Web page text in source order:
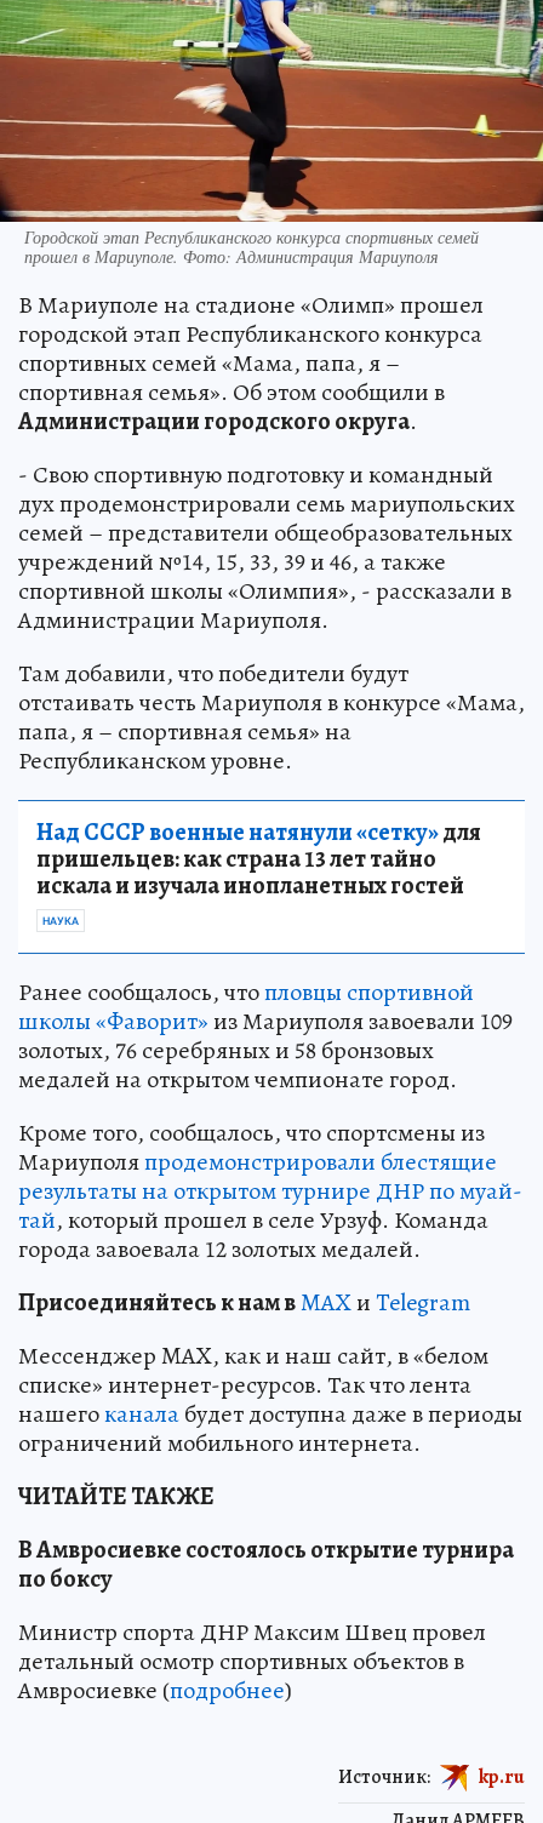
Городской этап Республиканского конкурса спортивных семей
прошел в Мариуполе. Фото: Администрация Мариуполя
В Мариуполе на стадионе «Олимп» прошел
городской этап Республиканского конкурса
спортивных семей «Мама, папа, я –
спортивная семья». Об этом сообщили в
Администрации городского округа.
- Свою спортивную подготовку и командный
дух продемонстрировали семь мариупольских
семей – представители общеобразовательных
учреждений №14, 15, 33, 39 и 46, а также
спортивной школы «Олимпия», - рассказали в
Администрации Мариуполя.
Там добавили, что победители будут
отстаивать честь Мариуполя в конкурсе «Мама,
папа, я – спортивная семья» на
Республиканском уровне.
Над СССР военные натянули «сетку»для
пришельцев: как страна 13 лет тайно
искала и изучала инопланетных гостей
НАУКА
Ранее сообщалось, чтопловцы спортивной
школы «Фаворит»из Мариуполя завоевали 109
золотых, 76 серебряных и 58 бронзовых
медалей на открытом чемпионате город.
Кроме того, сообщалось, что спортсмены из
Мариуполяпродемонстрировали блестящие
результаты на открытом турнире ДНР по муай-
тай, который прошел в селе Урзуф. Команда
города завоевала 12 золотых медалей.
Присоединяйтесь к нам вMAXиTelegram
Мессенджер MAX, как и наш сайт, в «белом
списке» интернет-ресурсов. Так что лента
нашегоканалабудет доступна даже в периоды
ограничений мобильного интернета.
ЧИТАЙТЕ ТАКЖЕ
В Амвросиевке состоялось открытие турнира
по боксу
Министр спорта ДНР Максим Швец провел
детальный осмотр спортивных объектов в
Амвросиевке (подробнее)
Источник: kp.ru